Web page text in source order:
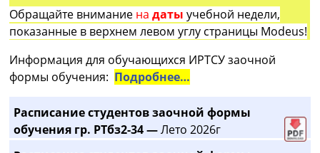
Обращайте внимание на датыучебной недели,
показанные в верхнем левом углу страницы Modeus!
Информация для обучающихся ИРТСУ заочной
формы обучения: Подробнее…
Расписание студентов заочной формы
обучения гр. РТбз2-34 —Лето 2026г